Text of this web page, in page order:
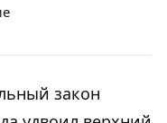
закон